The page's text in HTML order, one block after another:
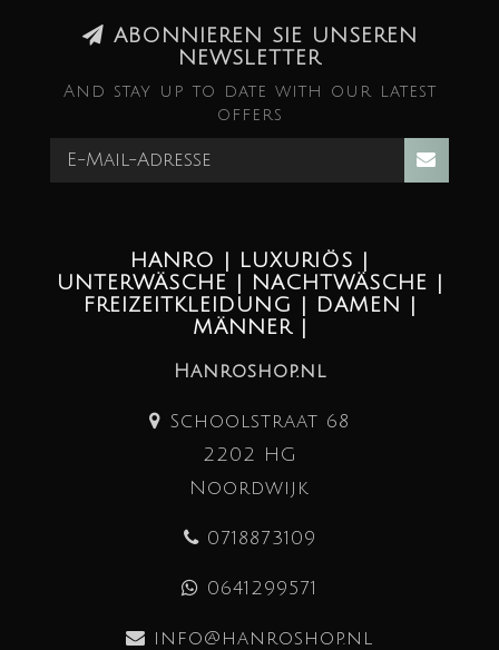
ABONNIEREN SIE UNSEREN
NEWSLETTER
And stay up to date with our latest
offers
HANRO | LUXURIÖS |
UNTERWÄSCHE | NACHTWÄSCHE |
FREIZEITKLEIDUNG | DAMEN |
MÄNNER |
Hanroshop.nl
Schoolstraat 68
2202 HG
Noordwijk
0718873109
0641299571
info@hanroshop.nl